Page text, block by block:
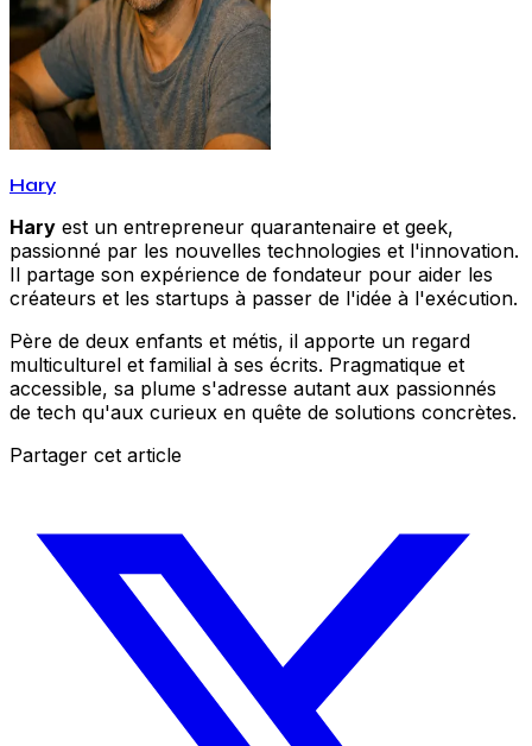
Hary
Hary est un entrepreneur quarantenaire et geek,
passionné par les nouvelles technologies et l'innovation.
Il partage son expérience de fondateur pour aider les
créateurs et les startups à passer de l'idée à l'exécution.
Père de deux enfants et métis, il apporte un regard
multiculturel et familial à ses écrits. Pragmatique et
accessible, sa plume s'adresse autant aux passionnés
de tech qu'aux curieux en quête de solutions concrètes.
Partager cet article